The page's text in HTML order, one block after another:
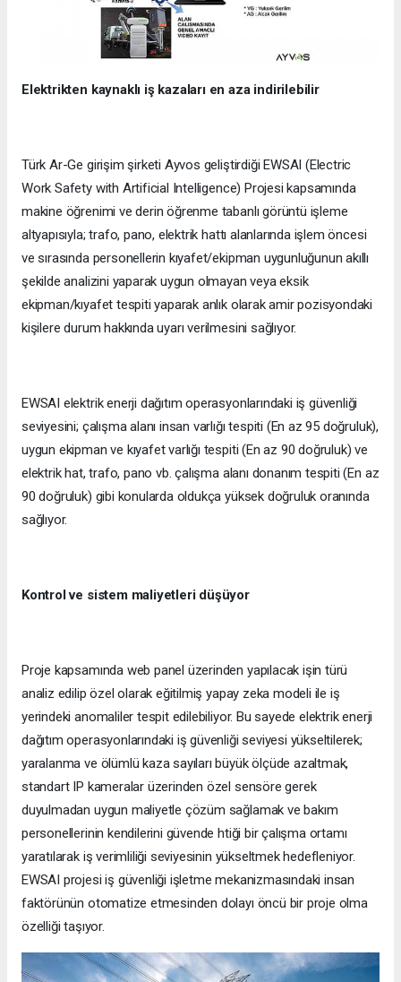
Elektrikten kaynaklı iş kazaları en aza indirilebilir
Türk Ar-Ge girişim şirketi Ayvos geliştirdiği EWSAI (Electric
Work Safety with Artificial Intelligence) Projesi kapsamında
makine öğrenimi ve derin öğrenme tabanlı görüntü işleme
altyapısıyla; trafo, pano, elektrik hattı alanlarında işlem öncesi
ve sırasında personellerin kıyafet/ekipman uygunluğunun akıllı
şekilde analizini yaparak uygun olmayan veya eksik
ekipman/kıyafet tespiti yaparak anlık olarak amir pozisyondaki
kişilere durum hakkında uyarı verilmesini sağlıyor.
EWSAI elektrik enerji dağıtım operasyonlarındaki iş güvenliği
seviyesini; çalışma alanı insan varlığı tespiti (En az 95 doğruluk),
uygun ekipman ve kıyafet varlığı tespiti (En az 90 doğruluk) ve
elektrik hat, trafo, pano vb. çalışma alanı donanım tespiti (En az
90 doğruluk) gibi konularda oldukça yüksek doğruluk oranında
sağlıyor.
Kontrol ve sistem maliyetleri düşüyor
Proje kapsamında web panel üzerinden yapılacak işin türü
analiz edilip özel olarak eğitilmiş yapay zeka modeli ile iş
yerindeki anomaliler tespit edilebiliyor. Bu sayede elektrik enerji
dağıtım operasyonlarındaki iş güvenliği seviyesi yükseltilerek;
yaralanma ve ölümlü kaza sayıları büyük ölçüde azaltmak,
standart IP kameralar üzerinden özel sensöre gerek
duyulmadan uygun maliyetle çözüm sağlamak ve bakım
personellerinin kendilerini güvende htiği bir çalışma ortamı
yaratılarak iş verimliliği seviyesinin yükseltmek hedefleniyor.
EWSAI projesi iş güvenliği işletme mekanizmasındaki insan
faktörünün otomatize etmesinden dolayı öncü bir proje olma
özelliği taşıyor.